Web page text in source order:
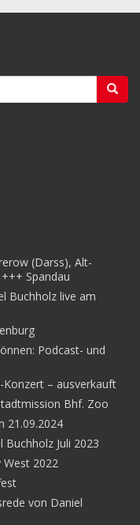
(Darss), Alt-
Spandau
Buchholz live am
Podcast- und
Konzert – ausverkauft
Bhf. Zoo
21.09.2024
Buchholz Juli 2023
2022
von Daniel